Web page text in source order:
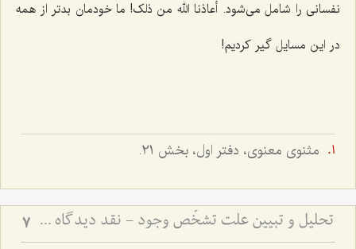
نفسانی را شامل می‌شود. أعاذنا الله من ذلک! ما خودمان بدتر از همه
در این مسایل گیر کردیم!
مثنوی معنوی، دفتر اول، بخش 21.
تحلیل و تبیین علّت تشخّص وجود - نقد دیدگاه مشهور و بیان نظریّه مختار در باب علّت تشخّص وجود 7